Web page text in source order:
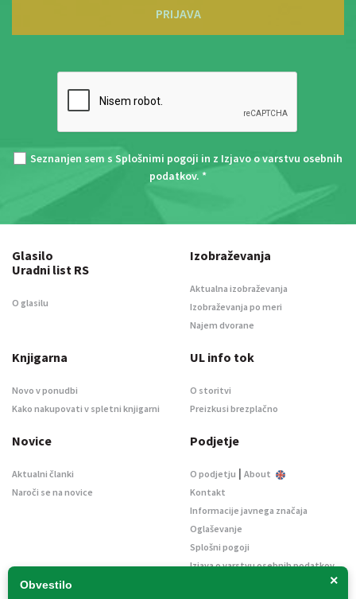
PRIJAVA
Seznanjen sem s Splošnimi pogoji in z Izjavo o varstvu osebnih
podatkov. *
×
Obvestilo
Glasilo
Uradni list RS
O glasilu
Izobraževanja
Aktualna izobraževanja
Izobraževanja po meri
Najem dvorane
Knjigarna
Novo v ponudbi
Kako nakupovati v spletni knjigarni
UL info tok
O storitvi
Preizkusi brezplačno
Novice
Aktualni članki
Naroči se na novice
Podjetje
O podjetju | About
Kontakt
Informacije javnega značaja
Oglaševanje
Splošni pogoji
Izjava o varstvu osebnih podatkov